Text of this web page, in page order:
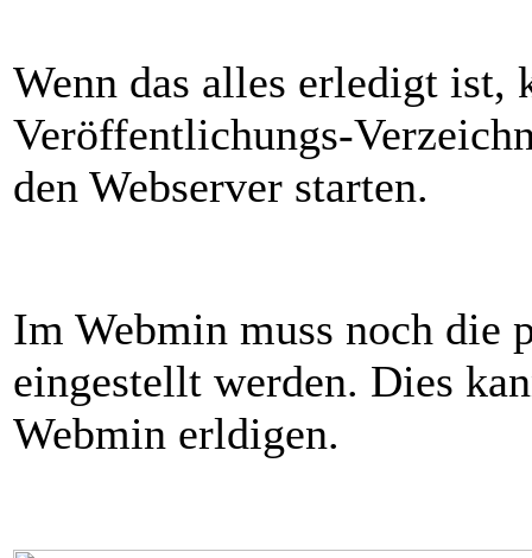
Wenn das alles erledigt ist,
Veröffentlichungs-
den Webserver starten.
Im Webmin muss noch die
eingestellt werden. Dies
Webmin erldigen.